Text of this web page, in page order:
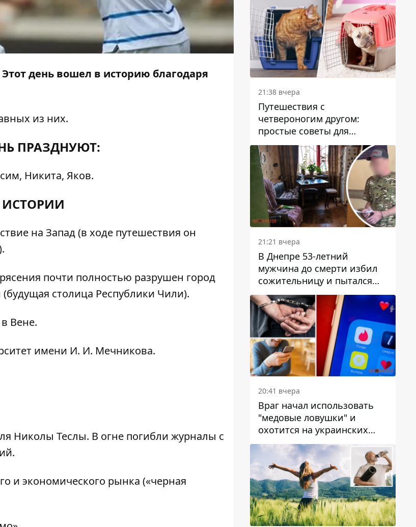
день вошел в историю благодаря
из них.
ПРАЗДНУЮТ:
Никита, Яков.
ИСТОРИИ
на Запад (в ходе путешествия он
почти полностью разрушен город
столица Республики Чили).
Вене.
имени И. И. Мечникова.
Николы Теслы. В огне погибли журналы с
и экономического рынка («черная
21:38 вчера
Путешествия с
четвероногим другом:
простые советы для
поездок с животными
21:21 вчера
В Днепре 53-летний
мужчина до смерти избил
сожительницу и пытался
скрыть преступление:
детали
20:41 вчера
Враг начал использовать
"медовые ловушки" и
охотится на украинских
военнослужащих